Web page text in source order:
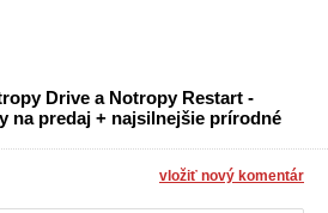
Drive a Notropy Restart -
na predaj + najsilnejšie prírodné
vložiť nový komentár